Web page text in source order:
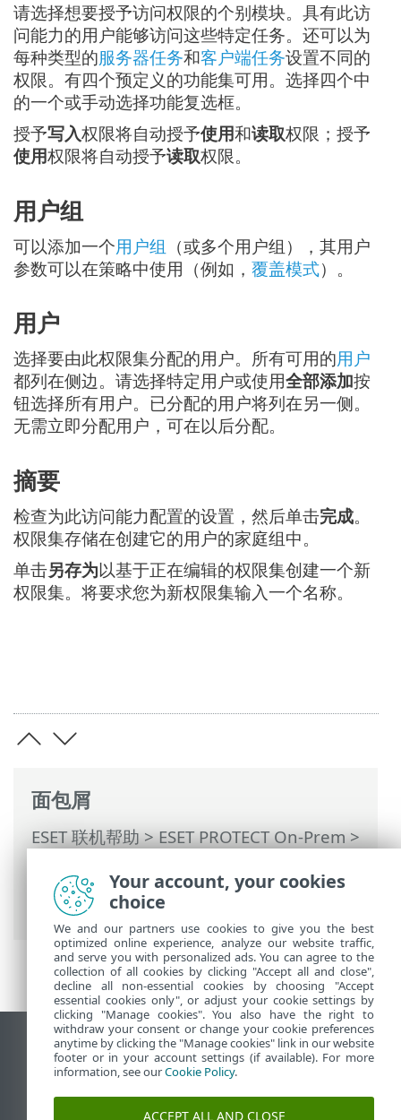
面包屑
ESET 联机帮助>ESET PROTECT On-Prem>
PROTECT On-Prem 主菜单 >更多>访问权
>权限集> 管理权限集
请选择想要授予访问权限的个别模块。具有此访
问能力的用户能够访问这些特定任务。还可以为
每种类型的服务器任务和客户端任务设置不同的
权限。有四个预定义的功能集可用。选择四个中
的一个或手动选择功能复选框。
授予写入权限将自动授予使用和读取权限；授予
使用权限将自动授予读取权限。
用户组
可以添加一个用户组 （或多个用户组），其用户
参数可以在策略中使用（例如， 覆盖模式）。
用户
选择要由此权限集分配的用户。所有可用的用户
都列在侧边。请选择特定用户或使用全部添加按
钮选择所有用户。已分配的用户将列在另一侧。
无需立即分配用户，可在以后分配。
摘要
检查为此访问能力配置的设置，然后单击完成。
权限集存储在创建它的用户的家庭组中。
单击另存为以基于正在编辑的权限集创建一个新
权限集。将要求您为新权限集输入一个名称。
查看桌面站点
End of Life
ESET 知识库
Your account, your cookies
choice
We and our partners use cookies to give you the best
optimized online experience, analyze our website traffic,
and serve you with personalized ads. You can agree to the
collection of all cookies by clicking "Accept all and close",
decline all non-essential cookies by choosing "Accept
essential cookies only", or adjust your cookie settings by
clicking "Manage cookies". You also have the right to
withdraw your consent or change your cookie preferences
anytime by clicking the "Manage cookies" link in our website
footer or in your account settings (if available). For more
information, see ourCookie Policy.
ACCEPT ALL AND CLOSE